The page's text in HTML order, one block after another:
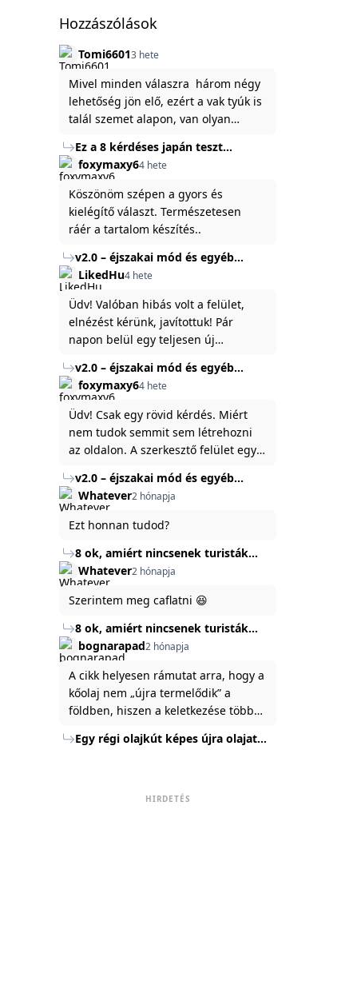
Hozzászólások
Tomi66013 hete
Mivel minden válaszra három négy
lehetőség jön elő, ezért a vak tyúk is
talál szemet alapon, van olyan
Ez a 8 kérdéses japán teszt
hibátlanul feltárja az igazságot
rólad
foxymaxy64 hete
Köszönöm szépen a gyors és
kielégítő választ. Természetesen
ráér a tartalom készítés..
v2.0 – éjszakai mód és egyéb
fejlesztések
LikedHu4 hete
Üdv! Valóban hibás volt a felület,
elnézést kérünk, javítottuk! Pár
napon belül egy teljesen új
weboldal legújabb, 3.0-ás verzióját,
és vélhetően ez zavart be kicsit.Egy
baráti megjegyzés: ha nem fontos
és tud várni néhány napot a
tartalom, amit készíteni
szeretnél, inkább várj néhány napot,
mert ég és föld lesz a különbség a
jelenlegi rendszer és az új között -
legfőképpen egyébként épp
tartalomkészítési szempontból! :)
v2.0 – éjszakai mód és egyéb
fejlesztések
foxymaxy64 hete
Üdv! Csak egy rövid kérdés. Miért
nem tudok semmit sem létrehozni
az oldalon. A szerkesztő felület egy
Köszönöm ha válaszoltok.
v2.0 – éjszakai mód és egyéb
fejlesztések
Whatever2 hónapja
Ezt honnan tudod?
8 ok, amiért nincsenek turisták
Törökország Fekete-tenger felőli
partján
Whatever2 hónapja
Szerintem meg caflatni 😆
8 ok, amiért nincsenek turisták
Törökország Fekete-tenger felőli
partján
bognarapad2 hónapja
A cikk helyesen rámutat arra, hogy a
kőolaj nem „újra termelődik” a
földben, hiszen a keletkezése több
Energiaügyi Minisztériuma szerint a
kőzetben marad. A
Egy régi olajkút képes újra olajat
HIRDETÉS